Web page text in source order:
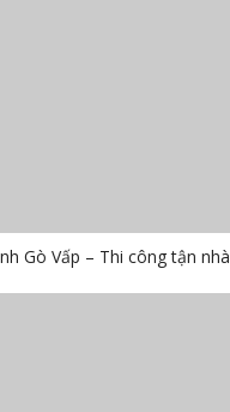
Gò Vấp – Thi công tận nhà